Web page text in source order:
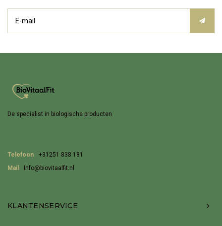
De specialist in biologische producten
Telefoon
+31251 838 181
Mail
Info@biovitaalfit.nl
KLANTENSERVICE